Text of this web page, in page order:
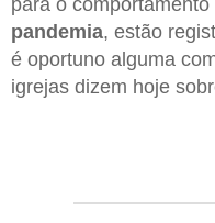
para o
pandemia, estão
é oportuno alguma
igrejas dizem hoje